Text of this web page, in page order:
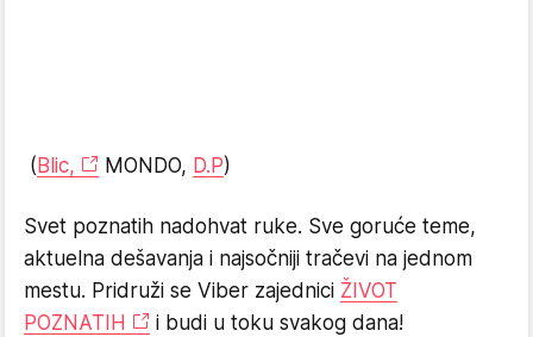
( Blic, MONDO, D.P)
Svet poznatih nadohvat ruke. Sve goruće teme,
aktuelna dešavanja i najsočniji tračevi na jednom
mestu. Pridruži se Viber zajednici ŽIVOT
POZNATIH
i budi u toku svakog dana!